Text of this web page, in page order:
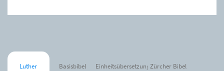
Luther Basisbibel Einheitsübersetzung Zürcher Bibel